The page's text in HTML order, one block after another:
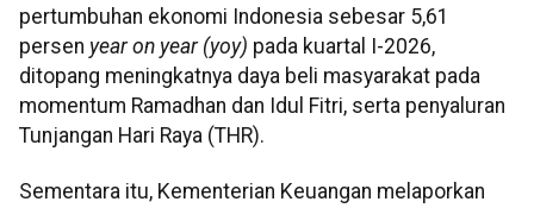
pertumbuhan ekonomi Indonesia sebesar 5,61
persen year on year (yoy) pada kuartal I-2026,
ditopang meningkatnya daya beli masyarakat pada
momentum Ramadhan dan Idul Fitri, serta penyaluran
Tunjangan Hari Raya (THR).
Sementara itu, Kementerian Keuangan melaporkan